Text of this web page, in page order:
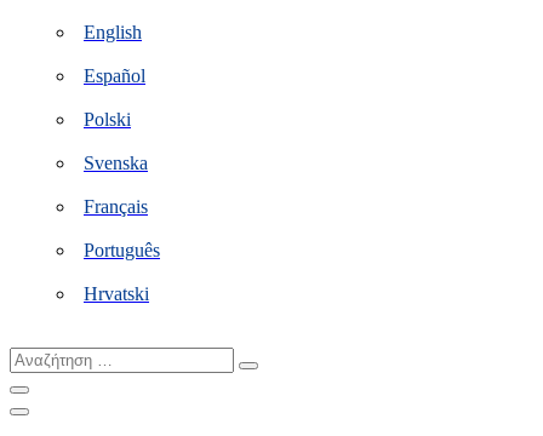
English
Español
Polski
Svenska
Français
Português
Hrvatski
Αναζήτηση
…